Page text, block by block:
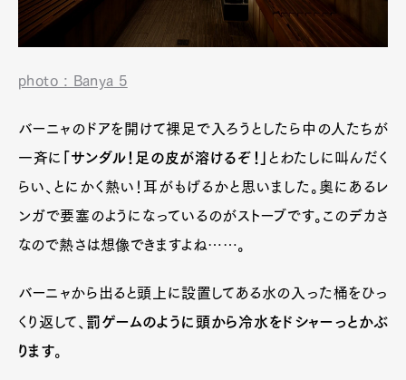
photo : Banya 5
バーニャのドアを開けて裸足で入ろうとしたら中の人たちが
一斉に
「サンダル！足の皮が溶けるぞ！」 とわたしに叫んだく
らい、とにかく熱い！耳がもげるかと思いました。奥にあるレ
ンガで要塞のようになっているのがストーブです。このデカさ
なので熱さは想像できますよね……。
バーニャから出ると頭上に設置してある水の入った桶をひっ
くり返して、 罰ゲームのように頭から冷水をドシャーっとかぶ
ります。